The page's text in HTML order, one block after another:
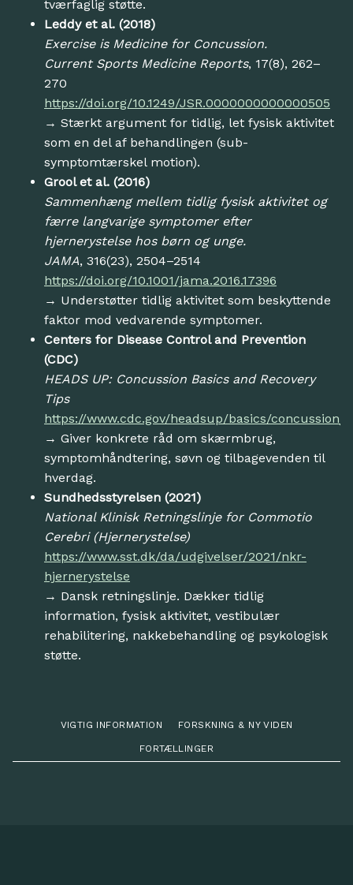
tværfaglig støtte.
Leddy et al. (2018)
Exercise is Medicine for Concussion.
Current Sports Medicine Reports, 17(8), 262–
270
https://doi.org/10.1249/JSR.0000000000000505
→ Stærkt argument for tidlig, let fysisk aktivitet
som en del af behandlingen (sub-
symptomtærskel motion).
Grool et al. (2016)
Sammenhæng mellem tidlig fysisk aktivitet og
færre langvarige symptomer efter
hjernerystelse hos børn og unge.
JAMA, 316(23), 2504–2514
https://doi.org/10.1001/jama.2016.17396
→ Understøtter tidlig aktivitet som beskyttende
faktor mod vedvarende symptomer.
Centers for Disease Control and Prevention
(CDC)
HEADS UP: Concussion Basics and Recovery
Tips
https://www.cdc.gov/headsup/basics/
→ Giver konkrete råd om skærmbrug,
symptomhåndtering, søvn og tilbagevenden til
hverdag.
Sundhedsstyrelsen (2021)
National Klinisk Retningslinje for Commotio
Cerebri (Hjernerystelse)
https://www.sst.dk/da/udgivelser/2021/nkr-
hjernerystelse
→ Dansk retningslinje. Dækker tidlig
information, fysisk aktivitet, vestibulær
rehabilitering, nakkebehandling og psykologisk
støtte.
VIGTIG INFORMATION FORSKNING & NY VIDEN
FORTÆLLINGER